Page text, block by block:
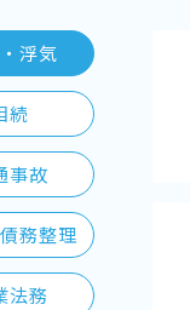
浮気
続
事故
務整理
法務